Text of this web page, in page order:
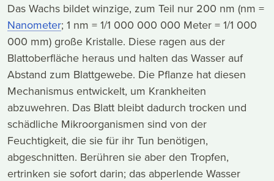
Das Wachs bildet winzige, zum Teil nur 200 nm (nm =
Nanometer; 1 nm = 1/1 000 000 000 Meter = 1/1 000
000 mm) große Kristalle. Diese ragen aus der
Blattoberfläche heraus und halten das Wasser auf
Abstand zum Blattgewebe. Die Pflanze hat diesen
Mechanismus entwickelt, um Krankheiten
abzuwehren. Das Blatt bleibt dadurch trocken und
schädliche Mikroorganismen sind von der
Feuchtigkeit, die sie für ihr Tun benötigen,
abgeschnitten. Berühren sie aber den Tropfen,
ertrinken sie sofort darin; das abperlende Wasser